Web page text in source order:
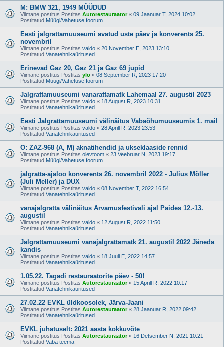
M: BMW 321, 1949 MÜÜDUD
Viimane postitus Postitas Autorestauraator« 09 Jaanuar T, 2024 10:02
Postitatud Müügi/Vahetuse foorum
Eesti jalgrattamuuseumi avatud uste päev ja konverents 25.
novembril
Viimane postitus Postitas valdo « 20 November E, 2023 13:10
Postitatud Vanatehnikaüritused
Erinevad Gaz 20, Gaz 21 ja Gaz 69 jupid
Viimane postitus Postitas ylo « 08 September R, 2023 17:20
Postitatud Müügi/Vahetuse foorum
Jalgrattamuuseumi vanarattamatk Lahemaal 27. augustil 2023
Viimane postitus Postitas valdo « 18 August R, 2023 10:31
Postitatud Vanatehnikaüritused
Eesti Jalgrattamuuseumi välinäitus Vabaõhumuuseumis 1. mail
Viimane postitus Postitas valdo « 28 Aprill R, 2023 23:53
Postitatud Vanatehnikaüritused
O: ZAZ-968 (A, M) aknatihendid ja ukseklaaside rennid
Viimane postitus Postitas olevtoom « 23 Veebruar N, 2023 19:17
Postitatud Müügi/Vahetuse foorum
jalgratta-ajaloo konverents 26. novembril 2022 - Julius Möller
(Juli Meller) ja DUX
Viimane postitus Postitas valdo « 08 November T, 2022 16:54
Postitatud Vanatehnikaüritused
vanajalgratta välinäitus Arvamusfestivali ajal Paides 12.-13.
augustil
Viimane postitus Postitas valdo « 12 August R, 2022 11:50
Postitatud Vanatehnikaüritused
Jalgrattamuuseumi vanajalgrattamatk 21. augustil 2022 Jäneda
kandis
Viimane postitus Postitas valdo « 18 Juuli E, 2022 14:57
Postitatud Vanatehnikaüritused
1.05.22. Tagadi restauraatorite päev - 50!
Viimane postitus Postitas Autorestauraator« 15 Aprill R, 2022 10:17
Postitatud Vanatehnikaüritused
27.02.22 EVKL üldkoosolek, Järva-Jaani
Viimane postitus Postitas Autorestauraator« 28 Jaanuar R, 2022 09:42
Postitatud Vanatehnikaüritused
EVKL juhatuselt: 2021 aasta kokkuvõte
Viimane postitus Postitas Autorestauraator« 16 Detsember N, 2021 10:21
Postitatud Vaba teema